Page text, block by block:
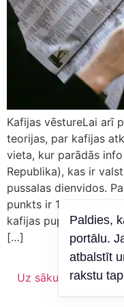
Kafijas vēstureLai arī
teorijas, par kafijas
vieta, kur parādās
Republika), kas ir
pussalas dienvidos.
punkts ir 15.
kafijas pupiņas tika
[…]
Uz sākumu Vīns
Paldies,
portālu.
atbalstīt
rakstu